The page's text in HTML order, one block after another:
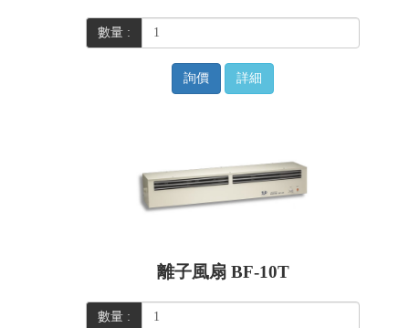
數量 :
詢價 詳細
離子風扇 BF-10T
數量 :